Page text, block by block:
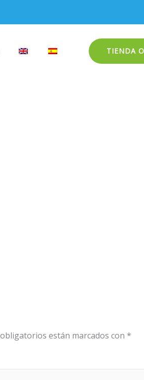
TIENDA
están marcados con *